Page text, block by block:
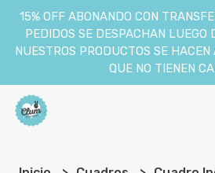
15% OFF ABONANDO CON
PEDIDOS SE DESPACHAN
NUESTROS PRODUCTOS SE HACEN
QUE NO TIENEN